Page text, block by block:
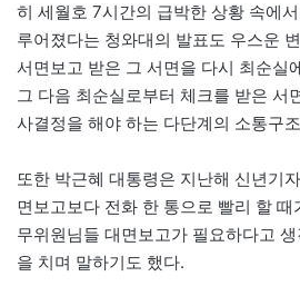
히 세월호 7시간의 급박한 상황 속에
루어졌다는 청와대의 발표도 우스운
서면보고 받은 그 서면을 다시 최순실
그 다음 최순실로부터 체크를 받은 서
사결정을 해야 하는 다단계의 소통구
또한 박근혜 대통령은 지난해 신년기
면보고보다 전화 한 통으로 빨리 할
무위원님들 대면보고가 필요하다고
을 치며 말하기도 했다.